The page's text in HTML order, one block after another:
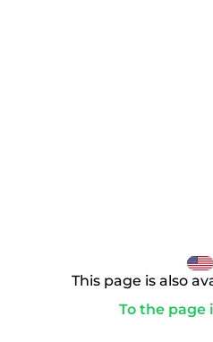
This page is also
To the page